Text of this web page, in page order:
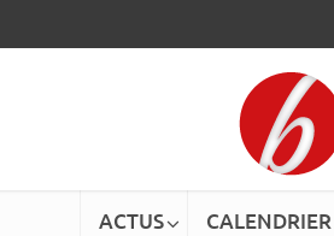
ACTUS CALENDRIER